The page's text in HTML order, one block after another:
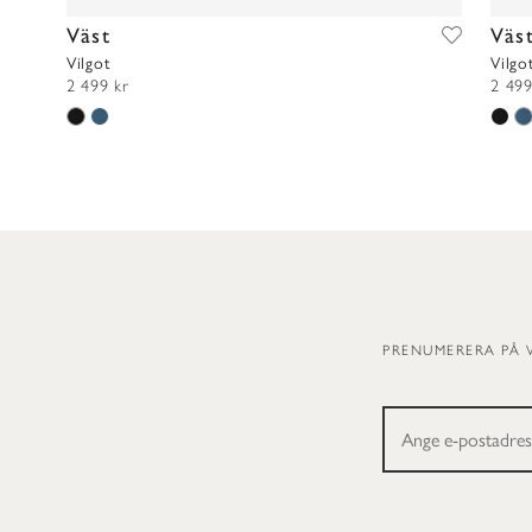
Väst
Vilgot
2 499 kr
Väst
2
PRENUMERERA